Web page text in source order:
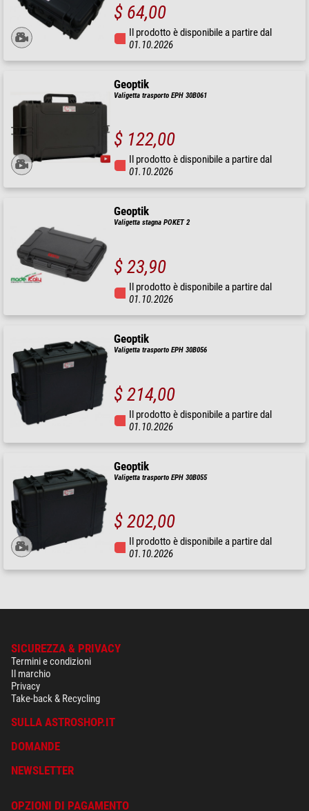
$ 64,00
Il prodotto è disponibile a partire dal
01.10.2026
Geoptik
Valigetta trasporto EPH 30B061
$ 122,00
Il prodotto è disponibile a partire dal
01.10.2026
Geoptik
Valigetta stagna POKET 2
$ 23,90
Il prodotto è disponibile a partire dal
01.10.2026
Geoptik
Valigetta trasporto EPH 30B056
$ 214,00
Il prodotto è disponibile a partire dal
01.10.2026
Geoptik
Valigetta trasporto EPH 30B055
$ 202,00
Il prodotto è disponibile a partire dal
01.10.2026
SICUREZZA & PRIVACY
Termini e condizioni
Il marchio
Privacy
Take-back & Recycling
SULLA ASTROSHOP.IT
DOMANDE
NEWSLETTER
OPZIONI DI PAGAMENTO